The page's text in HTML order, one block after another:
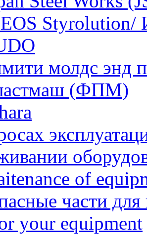
молдс энд
(ФПМ)
of
части для
your equipment